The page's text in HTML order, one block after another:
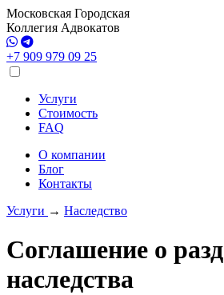
Московская Городская
Коллегия Адвокатов
+7 909 979 09 25
Услуги
Стоимость
FAQ
О компании
Блог
Контакты
Услуги → Наследство
Соглашение о
наследства